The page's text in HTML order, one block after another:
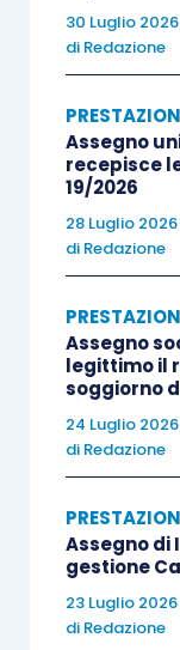
30 Luglio 2026
di Redazione
Assegno
recepisce
19/2026
28 Luglio 2026
di Redazione
Assegno
legittimo il
soggiorno
24 Luglio 2026
di Redazione
Assegno di
gestione
23 Luglio 2026
di Redazione